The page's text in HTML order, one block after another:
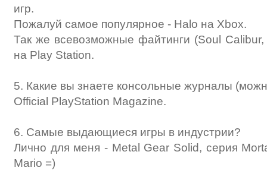
игр.
Пожалуй самое популярное - Halo на Xbox.
Так же всевозможные файтинги (Soul
на Play Station.
5. Какие вы знаете консольные журналы
Official PlayStation Magazine.
6. Самые выдающиеся игры в индустрии?
Лично для меня - Metal Gear Solid, серия
Mario =)